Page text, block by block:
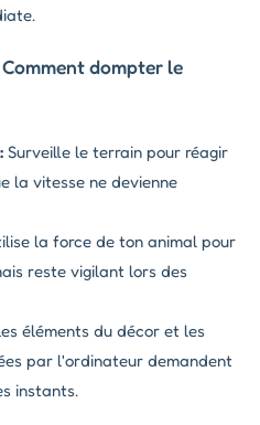
dompter le
Surveille le terrain pour réagir
la vitesse ne devienne
la force de ton animal pour
reste vigilant lors des
éléments du décor et les
par l'ordinateur demandent
instants.